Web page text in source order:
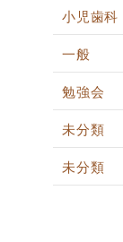
小児歯科
一般
勉強会
未分類
未分類